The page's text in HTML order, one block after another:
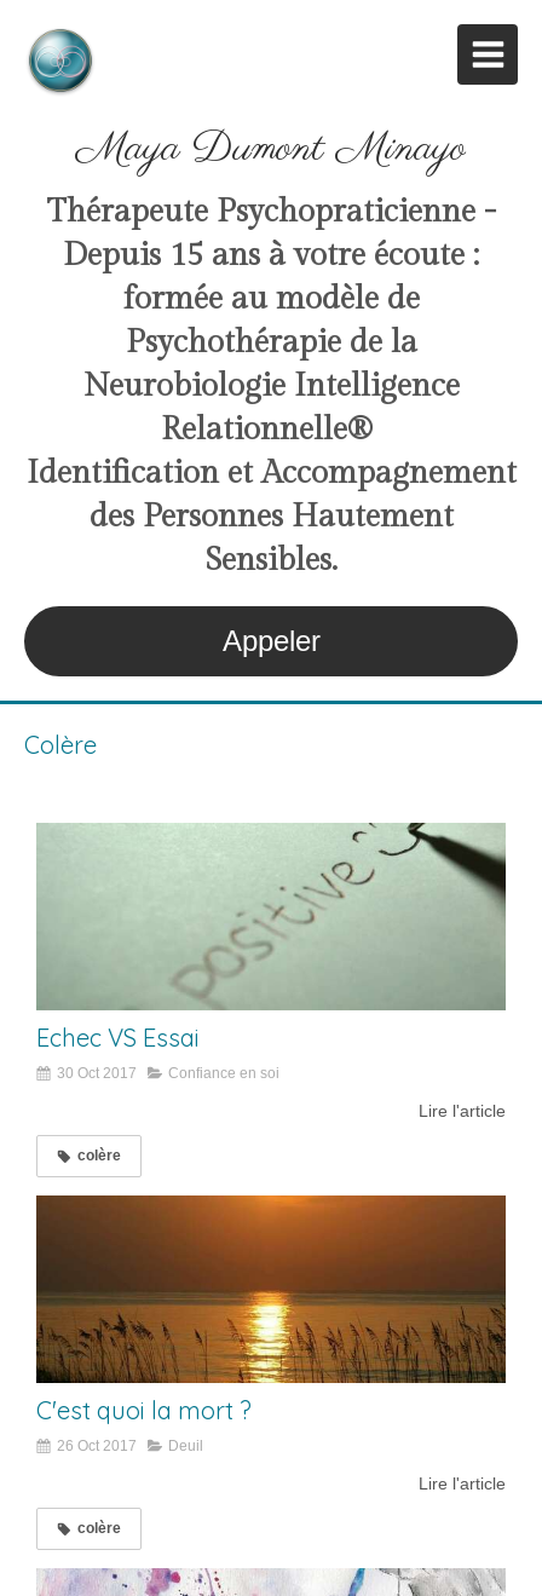
Maya Dumont Minayo
Thérapeute Psychopraticienne -
Depuis 15 ans à votre écoute :
formée au modèle de
Psychothérapie de la
Neurobiologie Intelligence
Relationnelle®
Identification et Accompagnement
des Personnes Hautement
Sensibles.
Appeler
Colère
Echec VS Essai
30 Oct 2017 Confiance en soi
Lire l'article
colère
C'est quoi la mort ?
26 Oct 2017 Deuil
Lire l'article
colère